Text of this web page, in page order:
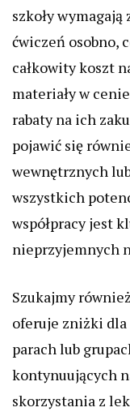
szkoły
ćwiczeń osobno,
całkowity koszt
materiały w
rabaty na ich
pojawić się
wewnętrznych
wszystkich
współpracy jest
nieprzyjemnych
Szukajmy
oferuje zniżki dla
parach lub
kontynuujących
skorzystania z